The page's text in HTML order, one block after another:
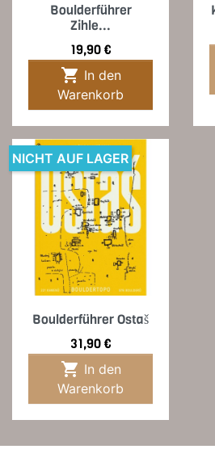
Boulderführer
Zihle...
Preis
19,90 €

Warenkorb
Boulderführer Ostaš
Preis
31,90 €

Warenkorb
NICHT AUF LAGER